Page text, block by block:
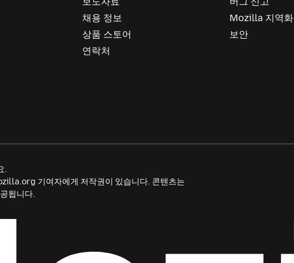
채용 정보
상품 스토어
연락처
Mozilla 지역화
보안
.
기여자에게 저작권이 있습니다. 콘텐츠는
됩니다.